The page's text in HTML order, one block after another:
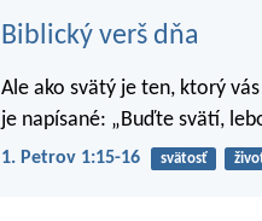
Biblický verš dňa
Ale ako svätý je ten, ktorý
je napísané: „Buďte svätí,
1. Petrov 1:15-16 svätosť